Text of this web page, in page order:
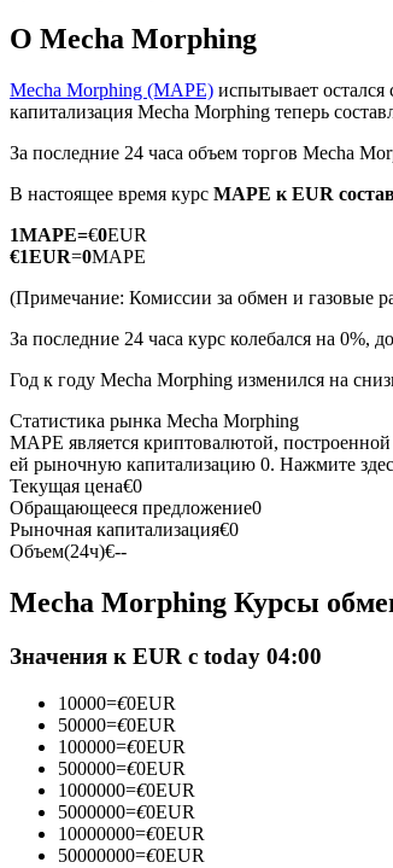
Фьючерсы на COIN-M
Криптовалютные фьючерсы
Фьючерсы с использованием USDC в
Копирование торговли
О Mecha Morphing
Mecha Morphing (MAPE) испытывает остался
капитализация Mecha Morphing теперь
За последние 24 часа объем торгов Mecha
В настоящее время курс MAPE к EUR
1MAPE=€0EUR
€1EUR=0MAPE
(Примечание: Комиссии за обмен и газовые
За последние 24 часа курс колебался на
Год к году Mecha Morphing изменился на
Статистика рынка Mecha Morphing
MAPE является криптовалютой,
ей рыночную капитализацию 0. Нажмите
Текущая цена€0
Обращающееся предложение0
Рыночная капитализация€0
Объем(24ч)€--
Mecha Morphing Курсы
Значения к EUR с today 04:00
10000=€0EUR
50000=€0EUR
100000=€0EUR
500000=€0EUR
1000000=€0EUR
5000000=€0EUR
10000000=€0EUR
50000000=€0EUR